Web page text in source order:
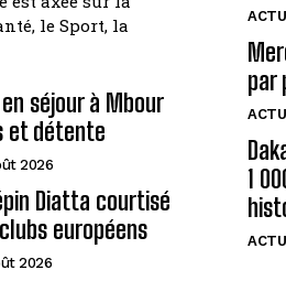
le Sport, la
séjour à Mbour
et détente
2026
Diatta courtisé
européens
2026
par
1